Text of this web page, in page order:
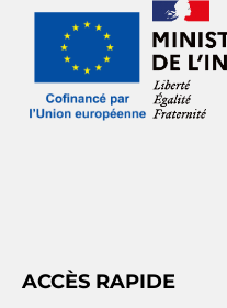
ACCÈS RAPIDE